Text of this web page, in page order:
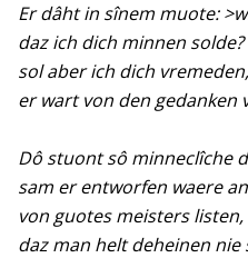
Er dâht in sînem muote:
daz ich dich minnen
sol aber ich dich
er wart von den gedanken
Dô stuont sô minneclîche
sam er entworfen waere
von guotes meisters
daz man helt deheinen nie